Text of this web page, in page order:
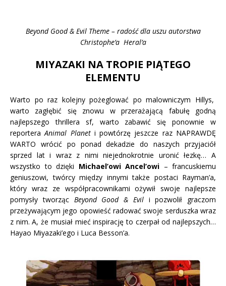
Beyond Good & Evil Theme – radość dla uszu autorstwa
Christophe’a Heral’a
MIYAZAKI NA TROPIE PIĄTEGO
ELEMENTU
Warto po raz kolejny pożeglować po malowniczym Hillys,
warto zagłębić się znowu w przerażającą fabułę godną
najlepszego thrillera sf, warto zabawić się ponownie w
reporteraAnimal Planeti powtórzę jeszcze raz NAPRAWDĘ
WARTO wrócić po ponad dekadzie do naszych przyjaciół
sprzed lat i wraz z nimi niejednokrotnie uronić łezkę… A
wszystko to dzięki Michael’owi Ancel’owi – francuskiemu
geniuszowi, twórcy między innymi także postaci Rayman’a,
który wraz ze współpracownikami ożywił swoje najlepsze
pomysły tworząc Beyond Good & Evili pozwolił graczom
przeżywającym jego opowieść radować swoje serduszka wraz
z nim. A, że musiał mieć inspirację to czerpał od najlepszych…
Hayao Miyazaki’ego i Luca Besson’a.